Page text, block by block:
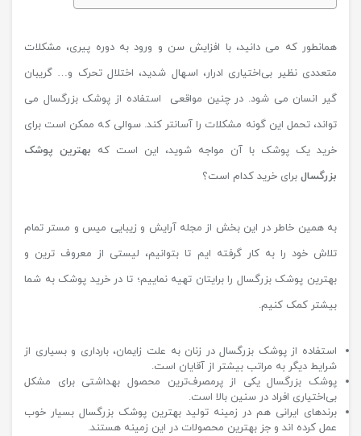
همانطور که می دانید، با افزایش سن و ورود به دوره پیری، مشکلات
متعددی نظیر بی‌اختیاری ادرار، اسهال شدید، اختلال تحرک و… گریبان
گیر انسان می شود. در چنین مواقعی استفاده از پوشک بزرگسال می
تواند، تحمل این گونه مشکلات را آسانتر کند. سوالی که ممکن است برای
خرید یک پوشک با آن مواجه شوید، این است که بهترین پوشک
بزرگسال برای خرید کدام است؟
به همین خاطر در این بخش از مجله آرایش و زیبایی میس و مستر تمام
تلاش خود را به کار گرفته ایم تا بتوانیم، لیستی از معروف ترین و
بهترین پوشک بزرگسال را برایتان تهیه نماییم؛ تا در خرید پوشک به شما
بیشتر کمک کنیم.
استفاده از پوشک بزرگسال در زنان به علت زایمان، بارداری و بسیاری از
شرایط دیگر به مراتب بیشتر از آقایان است.
پوشک بزرگسال یکی از پرمصرف‌ترین محصول بهداشتی برای مشکل
بی‌اختیاری افراد در سنین بالا است.
برندهای ایرانی هم در زمینه تولید بهترین پوشک بزرگسال بسیار خوب
عمل کرده ‌اند و جز بهترین محصولات در این زمینه هستند.